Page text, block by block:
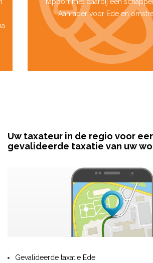
rapport met daarbij een
Aanrader voor Ede en
Uw taxateur in de regio voor
gevalideerde taxatie van uw
Gevalideerde taxatie Ede